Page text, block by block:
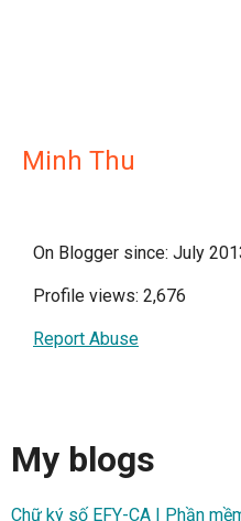
Minh Thu
On Blogger since: July
Profile views: 2,676
Report Abuse
My blogs
Chữ ký số EFY-CA | Phần